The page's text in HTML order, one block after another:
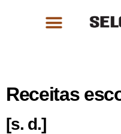
Receitas
[s. d.]